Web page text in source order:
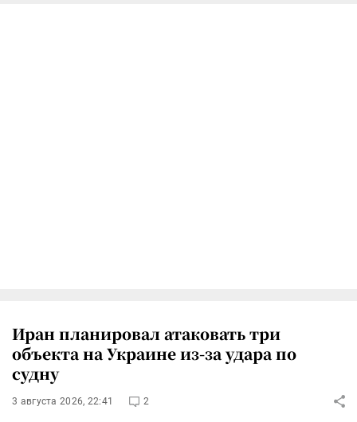
Иран планировал атаковать три
объекта на Украине из-за удара по
судну
3 августа 2026, 22:41 2